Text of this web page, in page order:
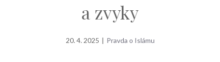
a zvyky
20. 4. 2025 | Pravda o Islámu